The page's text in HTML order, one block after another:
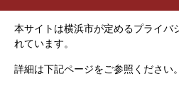
本サイトは横浜市が定めるプライバ
れています。
詳細は下記ページをご参照ください。